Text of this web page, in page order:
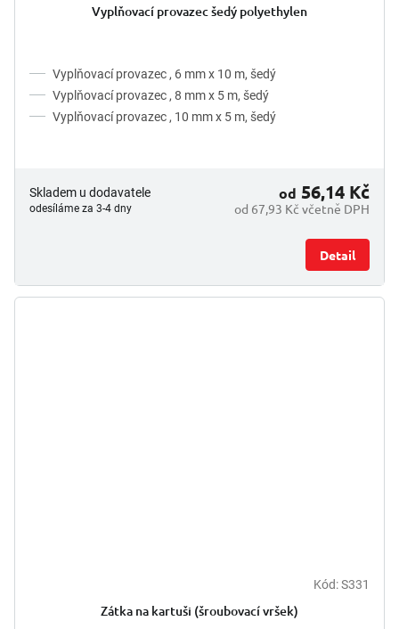
Vyplňovací provazec šedý polyethylen
Vyplňovací provazec , 6 mm x 10 m, šedý
Vyplňovací provazec , 8 mm x 5 m, šedý
Vyplňovací provazec , 10 mm x 5 m, šedý
Skladem u dodavatele
odesíláme za 3-4 dny od 67,93 Kč včetně DPH
od 56,14 Kč
Detail
Kód:S331
Zátka na kartuši (šroubovací vršek)